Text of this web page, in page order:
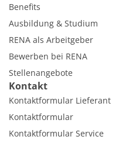
Benefits
Ausbildung & Studium
RENA als Arbeitgeber
Bewerben bei RENA
Stellenangebote
Kontakt
Kontaktformular Lieferant
Kontaktformular
Kontaktformular Service